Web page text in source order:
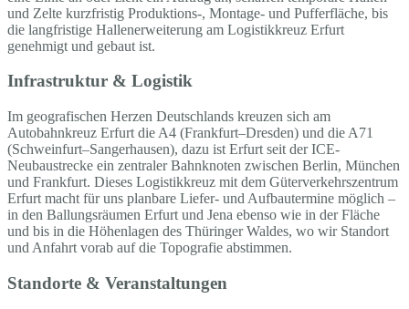
und Zelte kurzfristig Produktions-, Montage- und Pufferfläche, bis
die langfristige Hallenerweiterung am Logistikkreuz Erfurt
genehmigt und gebaut ist.
Infrastruktur & Logistik
Im geografischen Herzen Deutschlands kreuzen sich am
Autobahnkreuz Erfurt die A4 (Frankfurt–Dresden) und die A71
(Schweinfurt–Sangerhausen), dazu ist Erfurt seit der ICE-
Neubaustrecke ein zentraler Bahnknoten zwischen Berlin, München
und Frankfurt. Dieses Logistikkreuz mit dem Güterverkehrszentrum
Erfurt macht für uns planbare Liefer- und Aufbautermine möglich –
in den Ballungsräumen Erfurt und Jena ebenso wie in der Fläche
und bis in die Höhenlagen des Thüringer Waldes, wo wir Standort
und Anfahrt vorab auf die Topografie abstimmen.
Standorte & Veranstaltungen